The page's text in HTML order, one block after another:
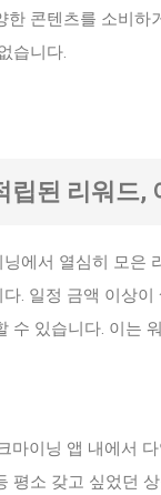
한 콘텐츠를 소비하
습니다.
립된 리워드,
에서 열심히 모은
다. 일정 금액 이상
수 있습니다. 이는
마이닝 앱 내에서
평소 갖고 싶었던